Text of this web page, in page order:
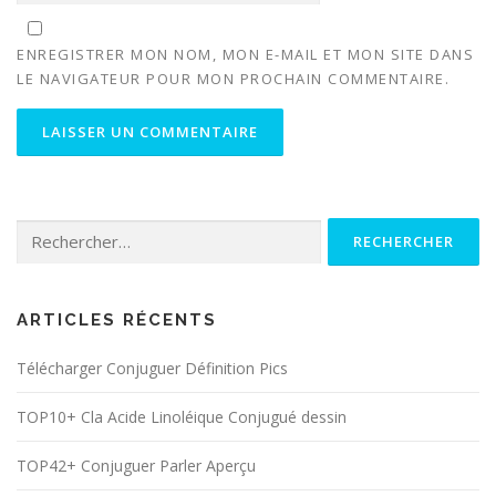
ENREGISTRER MON NOM, MON E-MAIL ET MON SITE DANS
LE NAVIGATEUR POUR MON PROCHAIN COMMENTAIRE.
ARTICLES RÉCENTS
Télécharger Conjuguer Définition Pics
TOP10+ Cla Acide Linoléique Conjugué dessin
TOP42+ Conjuguer Parler Aperçu